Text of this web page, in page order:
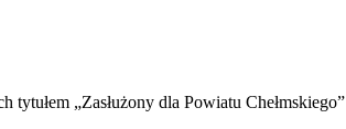
tytułem „Zasłużony dla Powiatu